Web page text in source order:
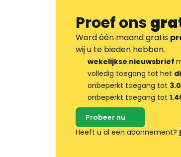
Proef ons
Word één maand gratis
wij u te bieden hebben.
wekelijkse nieuwsbrief
volledig toegang tot het
onbeperkt toegang tot
onbeperkt toegang tot
Probeer nu
Heeft u al een abonnement?